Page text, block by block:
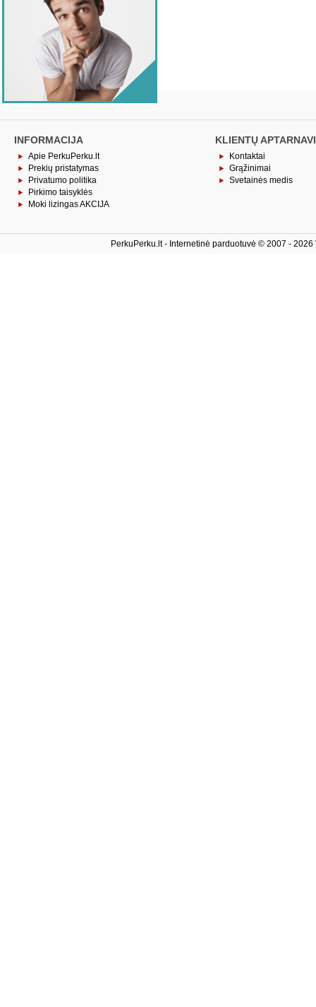
INFORMACIJA
Apie PerkuPerku.lt
Prekių pristatymas
Privatumo politika
Pirkimo taisyklės
Moki lizingas AKCIJA
KLIENTŲ
Kontaktai
Grąžinimai
Svetainės medis
PerkuPerku.lt - Internetinė parduotuvė © 2007 -